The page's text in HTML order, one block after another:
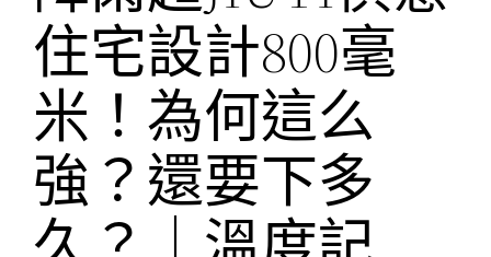
住宅設計800毫
米！為何這么
強？還要下多